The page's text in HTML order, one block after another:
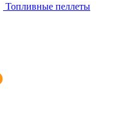
Топливные пеллеты